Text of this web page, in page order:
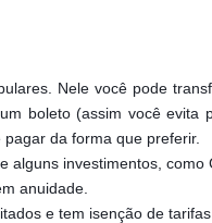
Nele você pode
boleto (assim você evita
da forma que preferir.
alguns investimentos,
anuidade.
e tem isenção de